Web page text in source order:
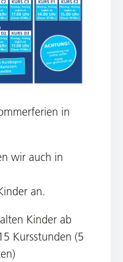
in
wir auch in
an.
Kinder ab
Kursstunden (5